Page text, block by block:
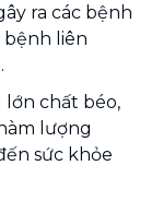
ra các bệnh
bệnh liên
lớn chất béo,
lượng
sức khỏe